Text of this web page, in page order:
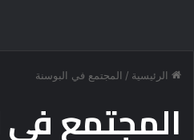
الرئيسية / المجتمع في البوسنة
المجتمع في